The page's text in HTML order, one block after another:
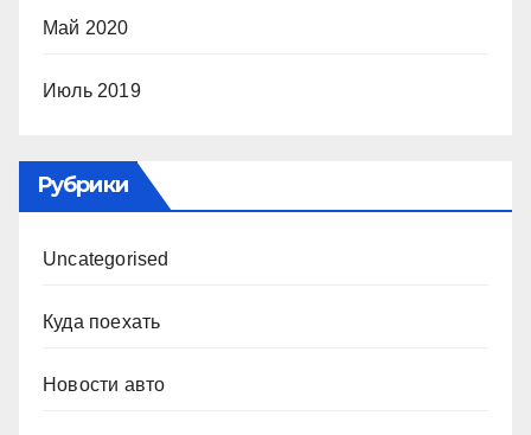
Май 2020
Июль 2019
Рубрики
Uncategorised
Куда поехать
Новости авто